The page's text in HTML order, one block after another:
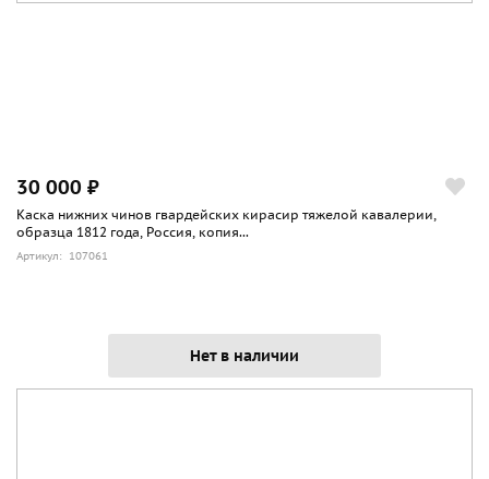
30 000 ₽
Каска нижних чинов гвардейских кирасир тяжелой кавалерии,
образца 1812 года, Россия, копия...
Артикул: 107061
Нет в наличии